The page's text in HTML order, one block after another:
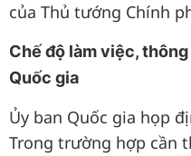
của Thủ tướng Chính
Chế độ làm việc,
Quốc gia
Ủy ban Quốc gia họp
Trong trường hợp cần